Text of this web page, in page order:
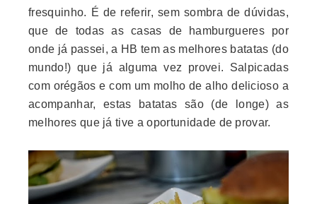
fresquinho. É de referir, sem sombra de dúvidas,
que de todas as casas de hamburgueres por
onde já passei, a HB tem as melhores batatas (do
mundo!) que já alguma vez provei. Salpicadas
com orégãos e com um molho de alho delicioso a
acompanhar, estas batatas são (de longe) as
melhores que já tive a oportunidade de provar.